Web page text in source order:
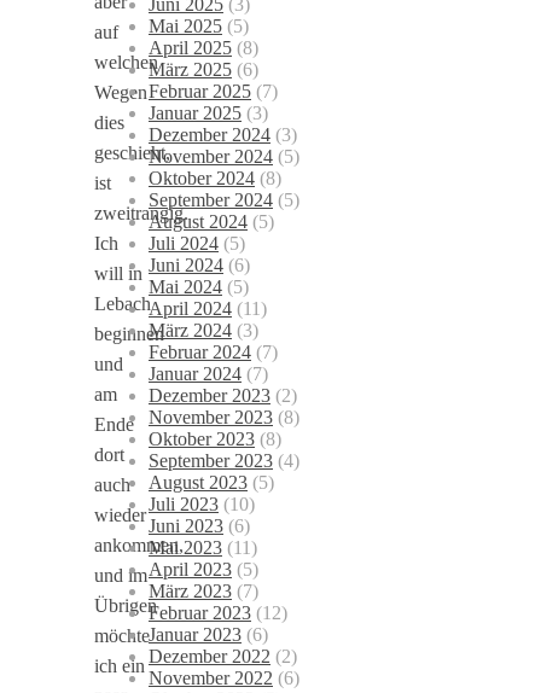
auf
welchen
Wegen
dies
geschieht,
ist
zweitrangig.
Ich
will in
Lebach
beginnen
und
am
Ende
dort
auch
wieder
ankommen,
und im
Übrigen
möchte
ich ein
Mai 2025 (5)
April 2025 (8)
März 2025 (6)
Februar 2025 (7)
Januar 2025 (3)
Dezember 2024 (3)
November 2024 (5)
Oktober 2024 (8)
September 2024 (5)
August 2024 (5)
Juli 2024 (5)
Juni 2024 (6)
Mai 2024 (5)
April 2024 (11)
März 2024 (3)
Februar 2024 (7)
Januar 2024 (7)
Dezember 2023 (2)
November 2023 (8)
Oktober 2023 (8)
September 2023 (4)
August 2023 (5)
Juli 2023 (10)
Juni 2023 (6)
Mai 2023 (11)
April 2023 (5)
März 2023 (7)
Februar 2023 (12)
Januar 2023 (6)
Dezember 2022 (2)
November 2022 (6)